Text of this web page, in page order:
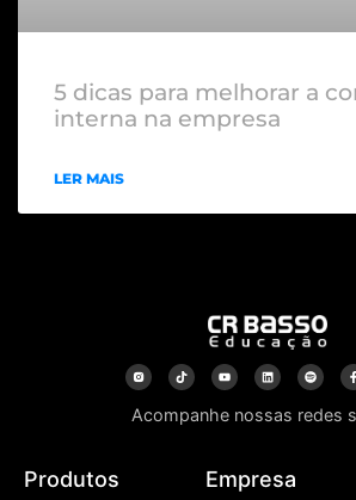
5 dicas para melhorar a
interna na empresa
LER MAIS
Acompanhe nossas redes
Produtos Empresa